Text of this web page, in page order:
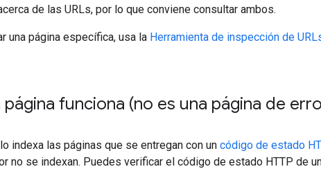
de las URLs, por lo que conviene consultar ambos.
una página específica, usa la Herramienta de inspección de
página funciona (no es una página de
indexa las páginas que se entregan con un código de estado
no se indexan. Puedes verificar el código de estado HTTP de